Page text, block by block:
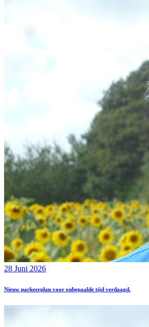
28 Juni 2026
Nieuw parkeerplan voor onbepaalde tijd verdaagd.